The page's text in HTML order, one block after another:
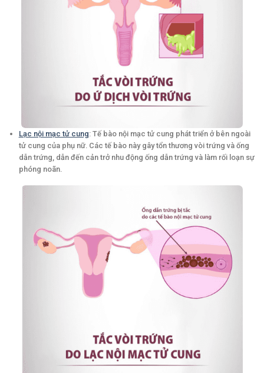
Lạc nội mạc tử cung: Tế bào nội mạc tử cung phát triển ở bên ngoài
tử cung của phụ nữ. Các tế bào này gây tổn thương vòi trứng và ống
dẫn trứng, dẫn đến cản trở nhu động ống dẫn trứng và làm rối loạn sự
phóng noãn.